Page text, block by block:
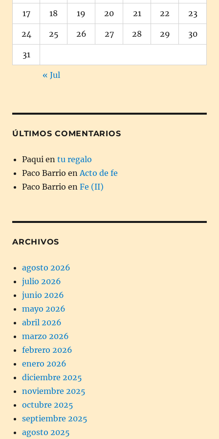
17 18 19 20 21 22 23
24 25 26 27 28 29 30
31
« Jul
ÚLTIMOS COMENTARIOS
Paqui en tu regalo
Paco Barrio en Acto de fe
Paco Barrio en Fe (II)
ARCHIVOS
agosto 2026
julio 2026
junio 2026
mayo 2026
abril 2026
marzo 2026
febrero 2026
enero 2026
diciembre 2025
noviembre 2025
octubre 2025
septiembre 2025
agosto 2025